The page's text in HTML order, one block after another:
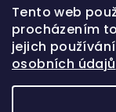
Tento web
procházením
jejich
osobních údajů